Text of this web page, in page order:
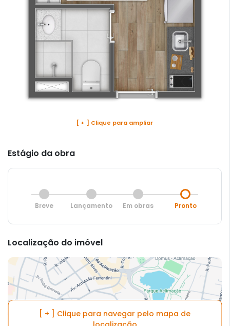
[ + ] Clique para ampliar
Estágio da obra
Breve Lançamento Em obras Pronto
Localização do imóvel
[ + ] Clique para navegar pelo mapa de